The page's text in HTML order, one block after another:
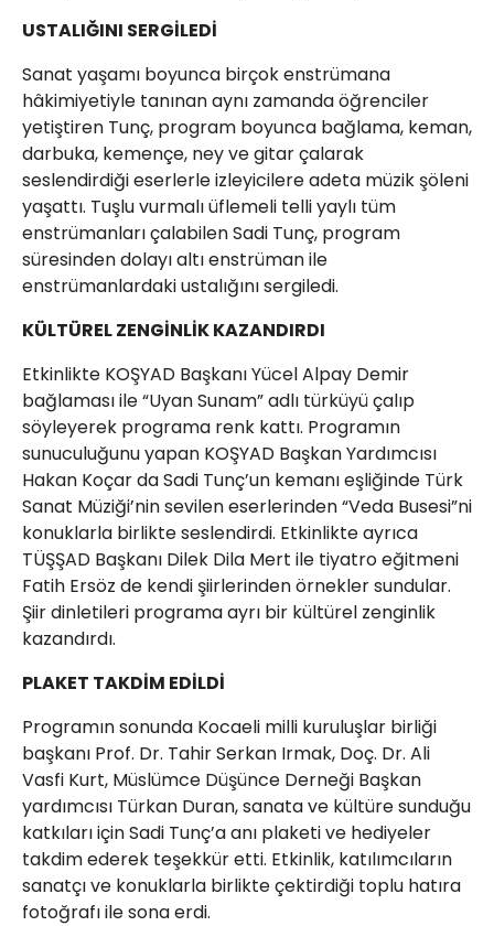
USTALIĞINI SERGİLEDİ
Sanat yaşamı boyunca birçok enstrümana
hâkimiyetiyle tanınan aynı zamanda öğrenciler
yetiştiren Tunç, program boyunca bağlama, keman,
darbuka, kemençe, ney ve gitar çalarak
seslendirdiği eserlerle izleyicilere adeta müzik şöleni
yaşattı. Tuşlu vurmalı üflemeli telli yaylı tüm
enstrümanları çalabilen Sadi Tunç, program
süresinden dolayı altı enstrüman ile
enstrümanlardaki ustalığını sergiledi.
KÜLTÜREL ZENGİNLİK KAZANDIRDI
Etkinlikte KOŞYAD Başkanı Yücel Alpay Demir
bağlaması ile “Uyan Sunam” adlı türküyü çalıp
söyleyerek programa renk kattı. Programın
sunuculuğunu yapan KOŞYAD Başkan Yardımcısı
Hakan Koçar da Sadi Tunç’un kemanı eşliğinde Türk
Sanat Müziği’nin sevilen eserlerinden “Veda Busesi”ni
konuklarla birlikte seslendirdi. Etkinlikte ayrıca
TÜŞŞAD Başkanı Dilek Dila Mert ile tiyatro eğitmeni
Fatih Ersöz de kendi şiirlerinden örnekler sundular.
Şiir dinletileri programa ayrı bir kültürel zenginlik
kazandırdı.
PLAKET TAKDİM EDİLDİ
Programın sonunda Kocaeli milli kuruluşlar birliği
başkanı Prof. Dr. Tahir Serkan Irmak, Doç. Dr. Ali
Vasfi Kurt, Müslümce Düşünce Derneği Başkan
yardımcısı Türkan Duran, sanata ve kültüre sunduğu
katkıları için Sadi Tunç’a anı plaketi ve hediyeler
takdim ederek teşekkür etti. Etkinlik, katılımcıların
sanatçı ve konuklarla birlikte çektirdiği toplu hatıra
fotoğrafı ile sona erdi.